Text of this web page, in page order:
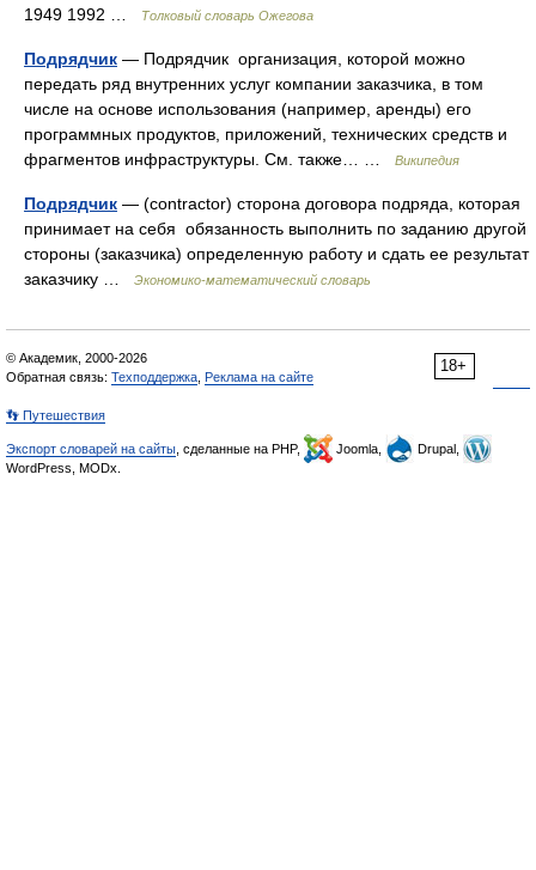
1949 1992 …
Толковый словарь Ожегова
Подрядчик — Подрядчик организация, которой можно
передать ряд внутренних услуг компании заказчика, в том
числе на основе использования (например, аренды) его
программных продуктов, приложений, технических средств и
фрагментов инфраструктуры. См. также… …
Википедия
Подрядчик — (contractor) сторона договора подряда, которая
принимает на себя обязанность выполнить по заданию другой
стороны (заказчика) определенную работу и сдать ее результат
заказчику …
Экономико-математический словарь
18+
© Академик, 2000-2026
Обратная связь: Техподдержка Реклама на сайте
👣 Путешествия
Экспорт словарей на сайты , сделанные на PHP, Joomla,
Drupal,
WordPress, MODx.